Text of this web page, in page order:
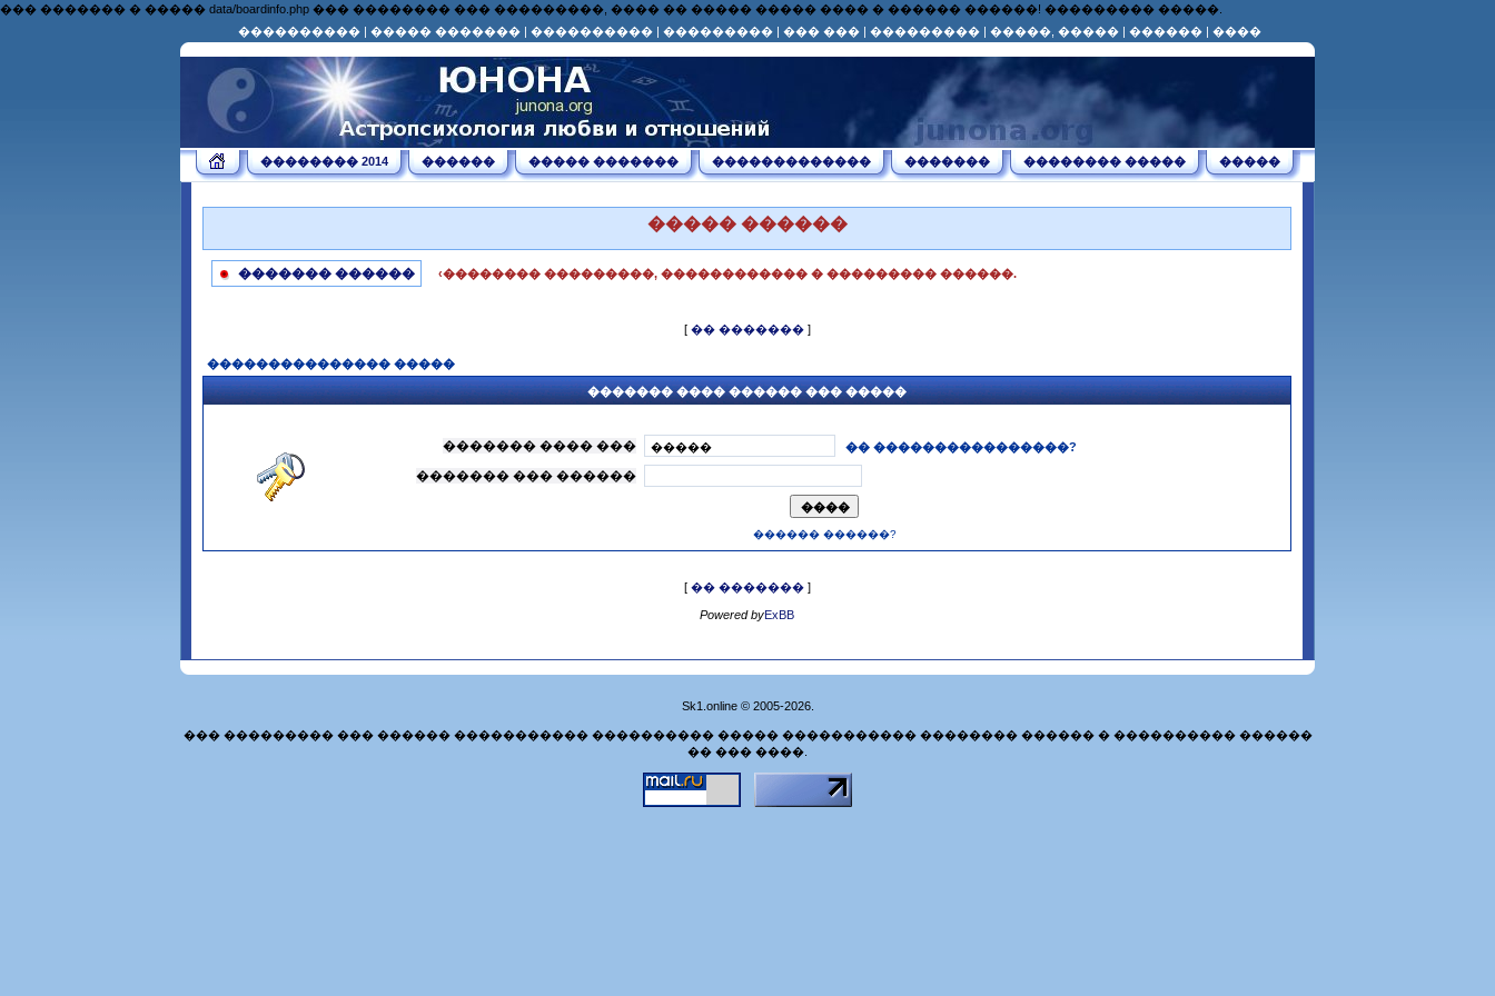
��� ������� � ����� data/boardinfo.php ��� �������� ��� ���������, ���� �� ����� ����� ���� � ������ ������! ��������� �����.
���������� | ����� ������� | ���������� | ��������� | ��� ��� | ��������� | �����, ����� | ������ | ����
�������� 2014 ������ ����� ������� ������������� ������� �������� ����� �����
����� ������
������� ������ ‹�������� ���������, ������������ � ��������� ������.
[ �� �������]
��������������� �����
������� ���� ������ ��� �����
������� ���� ��� �� ����������������?
������� ��� ������
������ ������?
[ �� �������]
Powered byExBB
Sk1.online © 2005-2026.
��� ��������� ��� ������ ����������� ���������� ����� ����������� �������� ������ � ���������� ������
�� ��� ����.